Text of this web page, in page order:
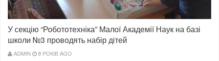
У секцію “Робототехніка” Малої Академії Наук на базі
школи №3 проводять набір дітей
ADMIN 8 РОКІВ AGO